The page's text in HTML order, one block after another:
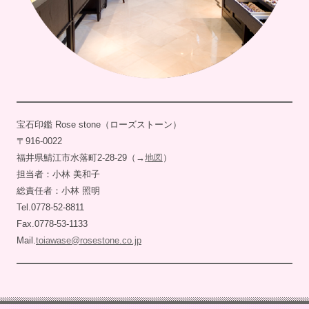
宝石印鑑 Rose stone（ローズストーン）
〒916-0022
福井県鯖江市水落町2-28-29（→地図 ）
担当者：小林 美和子
総責任者：小林 照明
Tel.0778-52-8811
Fax.0778-53-1133
Mail. toiawase@rosestone.co.jp